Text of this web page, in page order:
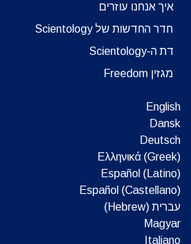
איך אנחנו עוזרים
חדר החדשות של Scientology
דת ה-Scientology
מגזין Freedom
English
Dansk
Deutsch
Ελληνικά (Greek)
Español (Latino)
Español (Castellano)
עברית (Hebrew)‏
Magyar
Italiano